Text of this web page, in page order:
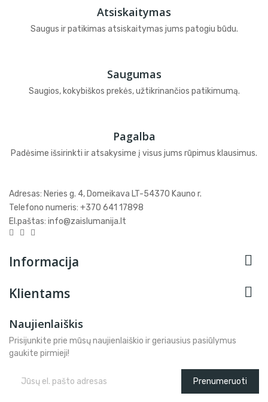
Atsiskaitymas
Saugus ir patikimas atsiskaitymas jums patogiu būdu.
Saugumas
Saugios, kokybiškos prekės, užtikrinančios patikimumą.
Pagalba
Padėsime išsirinkti ir atsakysime į visus jums rūpimus klausimus.
Adresas: Neries g. 4, Domeikava LT-54370 Kauno r.
Telefono numeris: +370 641 17898
El.paštas: info@zaislumanija.lt
Informacija 
Klientams 
Naujienlaiškis
Prisijunkite prie mūsų naujienlaiškio ir geriausius pasiūlymus
gaukite pirmieji!
Prenumeruoti